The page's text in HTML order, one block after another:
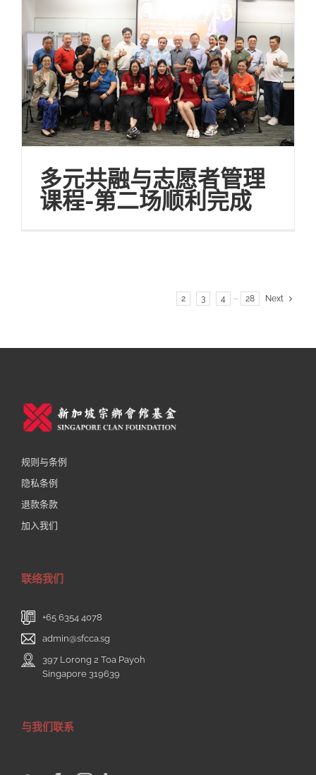
多元共融与志愿者管理
课程-第二场顺利完成
2 3 4 ··· 28 Next
规则与条例
隐私条例
退款条款
加入我们
联络我们
+65 6354 4078
admin@sfcca.sg
397 Lorong 2 Toa Payoh
Singapore 319639
与我们联系